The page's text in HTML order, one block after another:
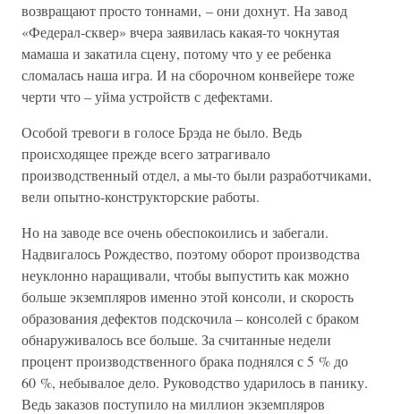
возвращают просто тоннами, – они дохнут. На завод
«Федерал-сквер» вчера заявилась какая-то чокнутая
мамаша и закатила сцену, потому что у ее ребенка
сломалась наша игра. И на сборочном конвейере тоже
черти что – уйма устройств с дефектами.
Особой тревоги в голосе Брэда не было. Ведь
происходящее прежде всего затрагивало
производственный отдел, а мы-то были разработчиками,
вели опытно-конструкторские работы.
Но на заводе все очень обеспокоились и забегали.
Надвигалось Рождество, поэтому оборот производства
неуклонно наращивали, чтобы выпустить как можно
больше экземпляров именно этой консоли, и скорость
образования дефектов подскочила – консолей с браком
обнаруживалось все больше. За считанные недели
процент производственного брака поднялся с 5 % до
60 %, небывалое дело. Руководство ударилось в панику.
Ведь заказов поступило на миллион экземпляров